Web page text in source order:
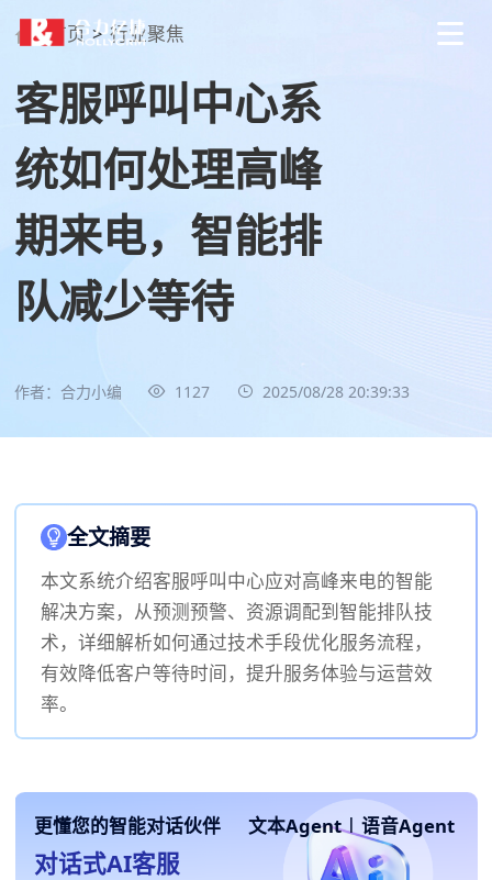
首页 > 行业聚焦
客服呼叫中心系
统如何处理高峰
期来电，智能排
队减少等待
作者：合力小编 1127 2025/08/28 20:39:33
全文摘要
​本文系统介绍客服呼叫中心应对高峰来电的智能
解决方案，从预测预警、资源调配到智能排队技
术，详细解析如何通过技术手段优化服务流程，
有效降低客户等待时间，提升服务体验与运营效
率。
更懂您的智能对话伙伴 文本Agent | 语音Agent
对话式AI客服